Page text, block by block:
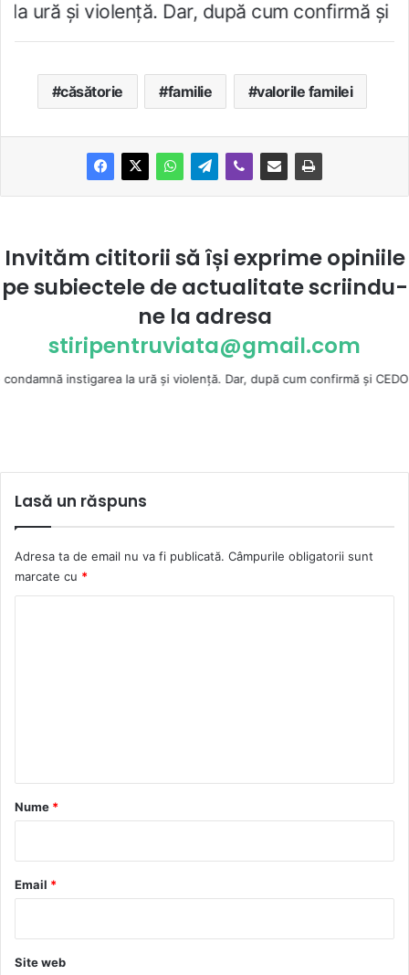
violenţă. Dar, după cum confirmă şi
căsătorie familie valorile familei
Invităm cititorii să își exprime opiniile
pe subiectele de actualitate scriindu-
ne la adresa
stiripentruviata@gmail.com
instigarea la ură şi violenţă. Dar, după cum confirmă şi CEDO
Lasă un răspuns
Adresa ta de email nu va fi publicată. Câmpurile obligatorii sunt
marcate cu *
r
*
Nume *
Email *
Site web